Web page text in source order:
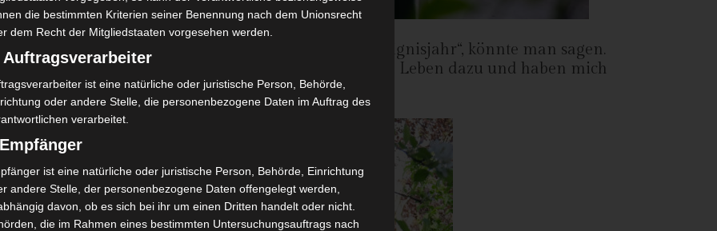
und Herausforderungen, ein echtes „Ereignisjahr“, könnte man sagen.
ein paar Tiefs, aber auch die gehören zum Leben dazu und haben mich
bestärkt, noch achtsamer mit mir selbst umzugehen.
die bestimmten Kriterien seiner Benennung nach dem Unionsrecht
dem Recht der Mitgliedstaaten vorgesehen werden.
Auftragsverarbeiter
ist eine natürliche oder juristische Person, Behörde,
oder andere Stelle, die personenbezogene Daten im Auftrag des
verarbeitet.
ist eine natürliche oder juristische Person, Behörde, Einrichtung
andere Stelle, der personenbezogene Daten offengelegt werden,
davon, ob es sich bei ihr um einen Dritten handelt oder nicht.
die im Rahmen eines bestimmten Untersuchungsauftrags nach